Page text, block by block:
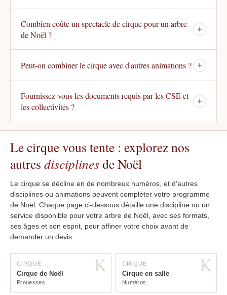
Combien coûte un spectacle de cirque pour un arbre
de Noël ?
+
Peut-on combiner le cirque avec d'autres animations ? +
Fournissez-vous les documents requis par les CSE et
les collectivités ?
+
Le cirque vous tente : explorez nos
autres disciplinesde Noël
Le cirque se décline en de nombreux numéros, et d'autres
disciplines ou animations peuvent compléter votre programme
de Noël. Chaque page ci-dessous détaille une discipline ou un
service disponible pour votre arbre de Noël, avec ses formats,
ses âges et son esprit, pour affiner votre choix avant de
demander un devis.
K
CIRQUE
Cirque de Noël
Prouesses
K
CIRQUE
Cirque en salle
Numéros